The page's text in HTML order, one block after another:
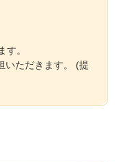
。
いただきます。 (提